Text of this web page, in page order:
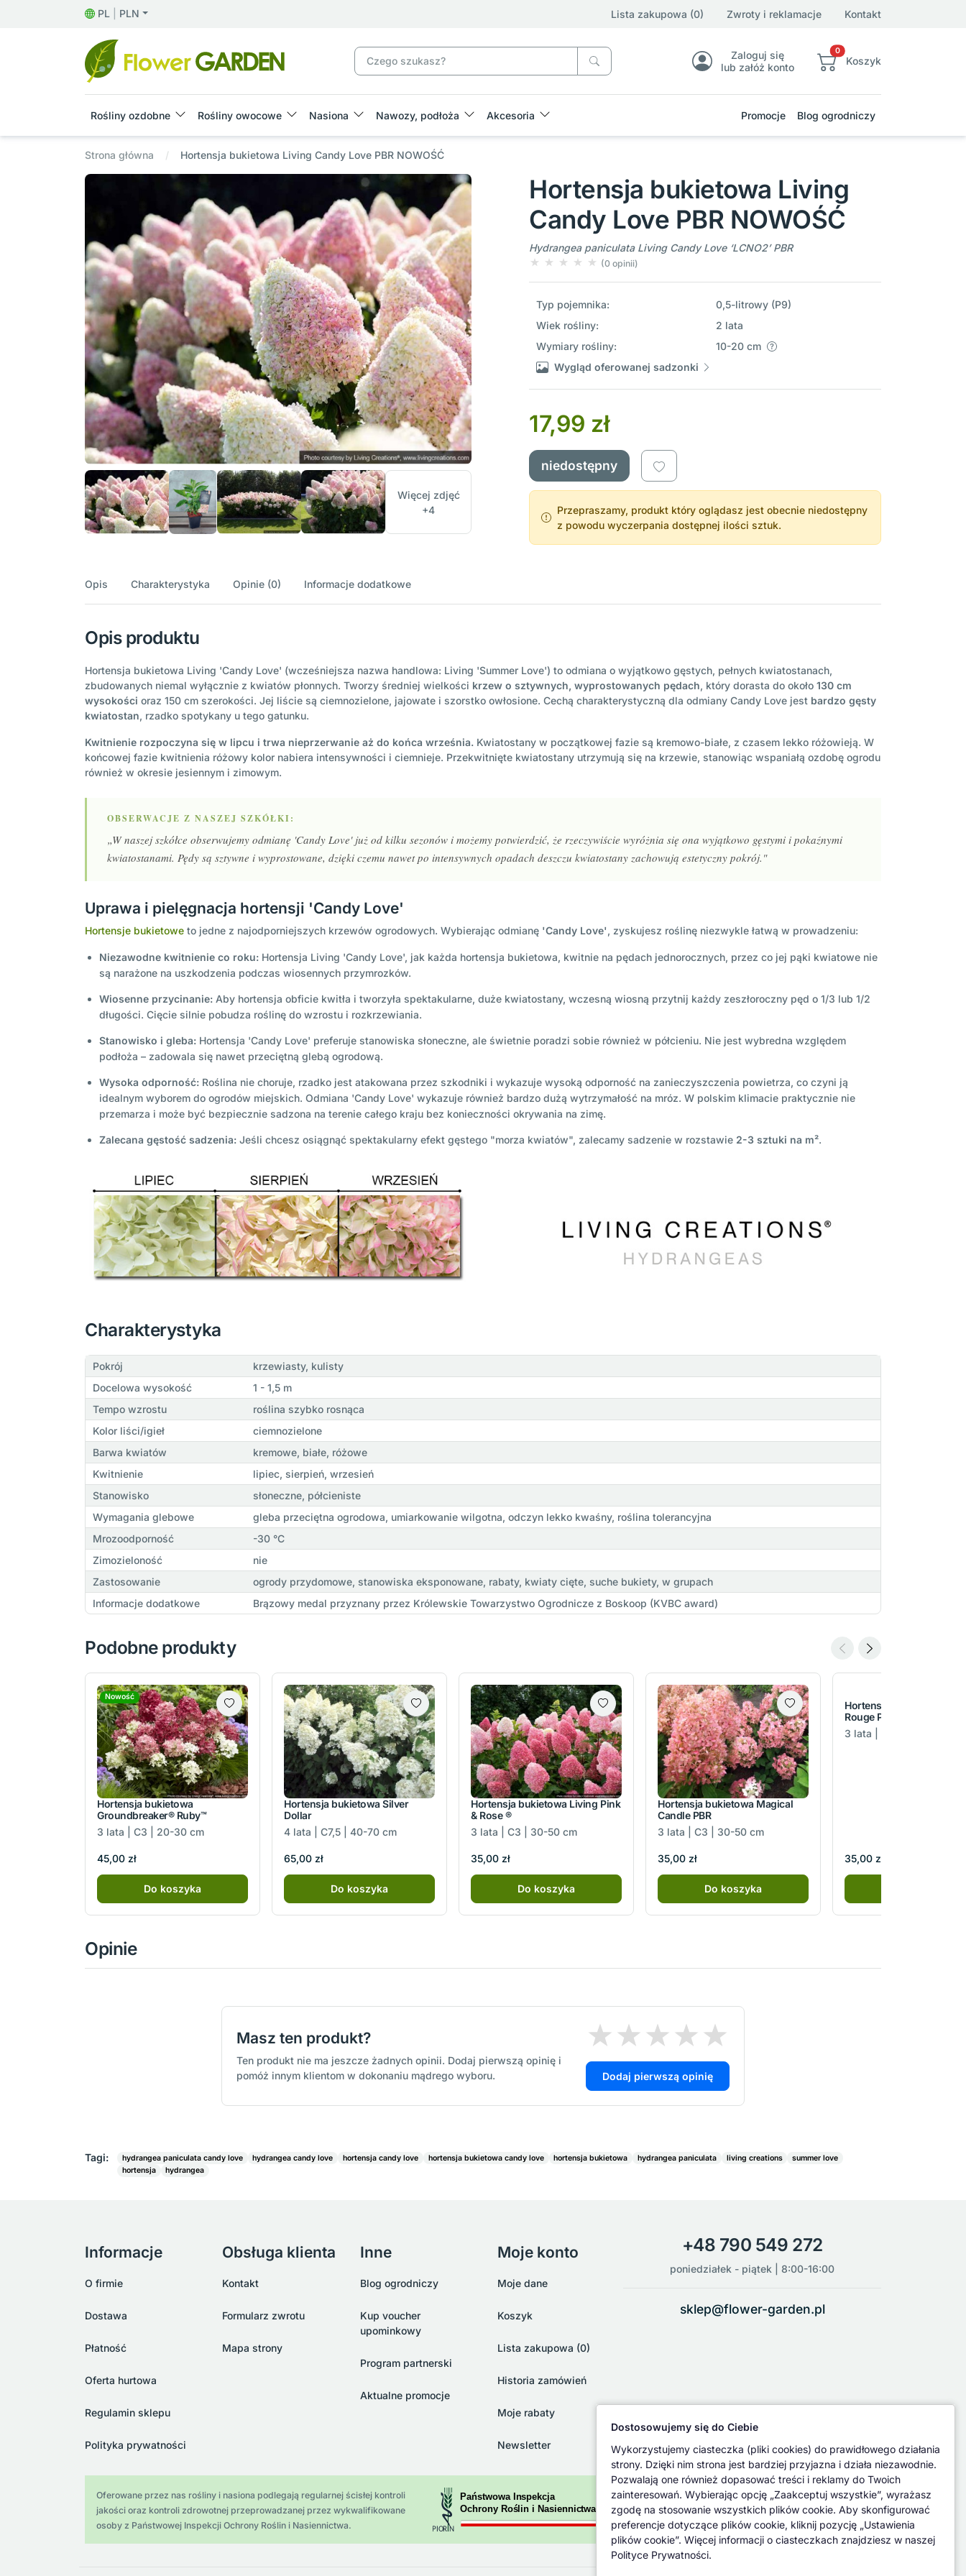
PL PLN Lista zakupowa (0) Zwroty i reklamacje Kontakt
Zaloguj się
lub załóż konto
0
Koszyk
Rośliny ozdobne Rośliny owocowe Nasiona Nawozy, podłoża Akcesoria Promocje Blog ogrodniczy
Strona główna Hortensja bukietowa Living Candy Love PBR NOWOŚĆ
Więcej zdjęć
+4
Hortensja bukietowa Living
Candy Love PBR NOWOŚĆ
Hydrangea paniculata Living Candy Love ‘LCNO2’ PBR
(0 opinii)
Typ pojemnika:
0,5-litrowy (P9)
Wiek rośliny:
2 lata
Wymiary rośliny:
10-20 cm
Wygląd oferowanej sadzonki
17,99 zł
niedostępny
Przepraszamy, produkt który oglądasz jest obecnie niedostępny
z powodu wyczerpania dostępnej ilości sztuk.
Opis Charakterystyka Opinie (0) Informacje dodatkowe
Opis produktu
Hortensja bukietowa Living 'Candy Love' (wcześniejsza nazwa handlowa: Living 'Summer Love') to odmiana o wyjątkowo gęstych, pełnych kwiatostanach,
zbudowanych niemal wyłącznie z kwiatów płonnych. Tworzy średniej wielkości krzew o sztywnych, wyprostowanych pędach, który dorasta do około 130 cm
wysokości oraz 150 cm szerokości. Jej liście są ciemnozielone, jajowate i szorstko owłosione. Cechą charakterystyczną dla odmiany Candy Love jest bardzo gęsty
kwiatostan, rzadko spotykany u tego gatunku.
Kwitnienie rozpoczyna się w lipcu i trwa nieprzerwanie aż do końca września. Kwiatostany w początkowej fazie są kremowo-białe, z czasem lekko różowieją. W
końcowej fazie kwitnienia różowy kolor nabiera intensywności i ciemnieje. Przekwitnięte kwiatostany utrzymują się na krzewie, stanowiąc wspaniałą ozdobę ogrodu
również w okresie jesiennym i zimowym.
OBSERWACJE Z NASZEJ SZKÓŁKI:
„W naszej szkółce obserwujemy odmianę 'Candy Love' już od kilku sezonów i możemy potwierdzić, że rzeczywiście wyróżnia się ona wyjątkowo gęstymi i pokaźnymi
kwiatostanami. Pędy są sztywne i wyprostowane, dzięki czemu nawet po intensywnych opadach deszczu kwiatostany zachowują estetyczny pokrój."
Uprawa i pielęgnacja hortensji 'Candy Love'
Hortensje bukietowe to jedne z najodporniejszych krzewów ogrodowych. Wybierając odmianę 'Candy Love', zyskujesz roślinę niezwykle łatwą w prowadzeniu:
Niezawodne kwitnienie co roku: Hortensja Living 'Candy Love', jak każda hortensja bukietowa, kwitnie na pędach jednorocznych, przez co jej pąki kwiatowe nie
są narażone na uszkodzenia podczas wiosennych przymrozków.
Wiosenne przycinanie: Aby hortensja obficie kwitła i tworzyła spektakularne, duże kwiatostany, wczesną wiosną przytnij każdy zeszłoroczny pęd o 1/3 lub 1/2
długości. Cięcie silnie pobudza roślinę do wzrostu i rozkrzewiania.
Stanowisko i gleba: Hortensja 'Candy Love' preferuje stanowiska słoneczne, ale świetnie poradzi sobie również w półcieniu. Nie jest wybredna względem
podłoża – zadowala się nawet przeciętną glebą ogrodową.
Wysoka odporność: Roślina nie choruje, rzadko jest atakowana przez szkodniki i wykazuje wysoką odporność na zanieczyszczenia powietrza, co czyni ją
idealnym wyborem do ogrodów miejskich. Odmiana 'Candy Love' wykazuje również bardzo dużą wytrzymałość na mróz. W polskim klimacie praktycznie nie
przemarza i może być bezpiecznie sadzona na terenie całego kraju bez konieczności okrywania na zimę.
Zalecana gęstość sadzenia: Jeśli chcesz osiągnąć spektakularny efekt gęstego "morza kwiatów", zalecamy sadzenie w rozstawie 2-3 sztuki na m².
Charakterystyka
Pokrój
krzewiasty, kulisty
Docelowa wysokość
1 - 1,5 m
Tempo wzrostu
roślina szybko rosnąca
Kolor liści/igieł
ciemnozielone
Barwa kwiatów
kremowe, białe, różowe
Kwitnienie
lipiec, sierpień, wrzesień
Stanowisko
słoneczne, półcieniste
Wymagania glebowe
gleba przeciętna ogrodowa, umiarkowanie wilgotna, odczyn lekko kwaśny, roślina tolerancyjna
Mrozoodporność
-30 °C
Zimozieloność
nie
Zastosowanie
ogrody przydomowe, stanowiska eksponowane, rabaty, kwiaty cięte, suche bukiety, w grupach
Informacje dodatkowe
Brązowy medal przyznany przez Królewskie Towarzystwo Ogrodnicze z Boskoop (KVBC award)
Podobne produkty
Nowość
Hortensja bukietowa
Groundbreaker® Ruby™
3 lata | C3 | 20-30 cm
45,00 zł
Do koszyka
Hortensja bukietowa Silver
Dollar
4 lata | C7,5 | 40-70 cm
65,00 zł
Do koszyka
Hortensja bukietowa Living Pink
& Rose ®
3 lata | C3 | 30-50 cm
35,00 zł
Do koszyka
Hortensja bukietowa Magical
Candle PBR
3 lata | C3 | 30-50 cm
35,00 zł
Do koszyka
Hortensja bukietowa
Rouge PBR
3 lata | C3 | 30-50 cm
35,00 zł
Opinie
Masz ten produkt?
Ten produkt nie ma jeszcze żadnych opinii. Dodaj pierwszą opinię i
pomóż innym klientom w dokonaniu mądrego wyboru.
Dodaj pierwszą opinię
Tagi: hydrangea paniculata candy love hydrangea candy love hortensja candy love hortensja bukietowa candy love hortensja bukietowa hydrangea paniculata living creations
summer love
hortensja
hydrangea
Informacje
O firmie
Dostawa
Płatność
Oferta hurtowa
Regulamin sklepu
Polityka prywatności
Obsługa klienta
Kontakt
Formularz zwrotu
Mapa strony
Inne
Blog ogrodniczy
Kup voucher
upominkowy
Program partnerski
Aktualne promocje
Moje konto
Moje dane
Koszyk
Lista zakupowa (0)
Historia zamówień
Moje rabaty
Newsletter
+48 790 549 272
poniedziałek - piątek | 8:00-16:00
sklep@flower-garden.pl
Oferowane przez nas rośliny i nasiona podlegają regularnej ścisłej kontroli
jakości oraz kontroli zdrowotnej przeprowadzanej przez wykwalifikowane
osoby z Państwowej Inspekcji Ochrony Roślin i Nasiennictwa.
Dostosowujemy się do Ciebie
Wykorzystujemy ciasteczka (pliki cookies) do prawidłowego działania
strony. Dzięki nim strona jest bardziej przyjazna i działa niezawodnie.
Pozwalają one również dopasować treści i reklamy do Twoich
zainteresowań. Wybierając opcję „Zaakceptuj wszystkie”, wyrażasz
zgodę na stosowanie wszystkich plików cookie. Aby skonfigurować
preferencje dotyczące plików cookie, kliknij pozycję „Ustawienia
plików cookie”. Więcej informacji o ciasteczkach znajdziesz w naszej
Polityce Prywatności.